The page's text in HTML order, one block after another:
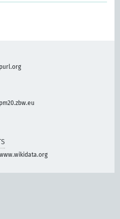
purl.org
pm20.zbw.eu